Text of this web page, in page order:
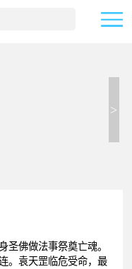
>
圣佛做法事祭奠亡魂。
。袁天罡临危受命，最